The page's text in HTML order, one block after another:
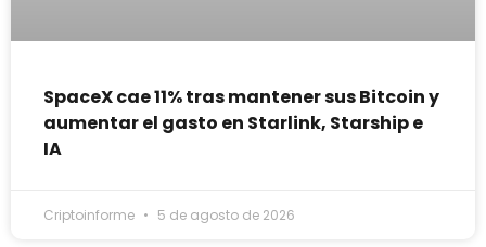
SpaceX cae 11% tras mantener sus Bitcoin y
aumentar el gasto en Starlink, Starship e
IA
Criptoinforme 5 de agosto de 2026